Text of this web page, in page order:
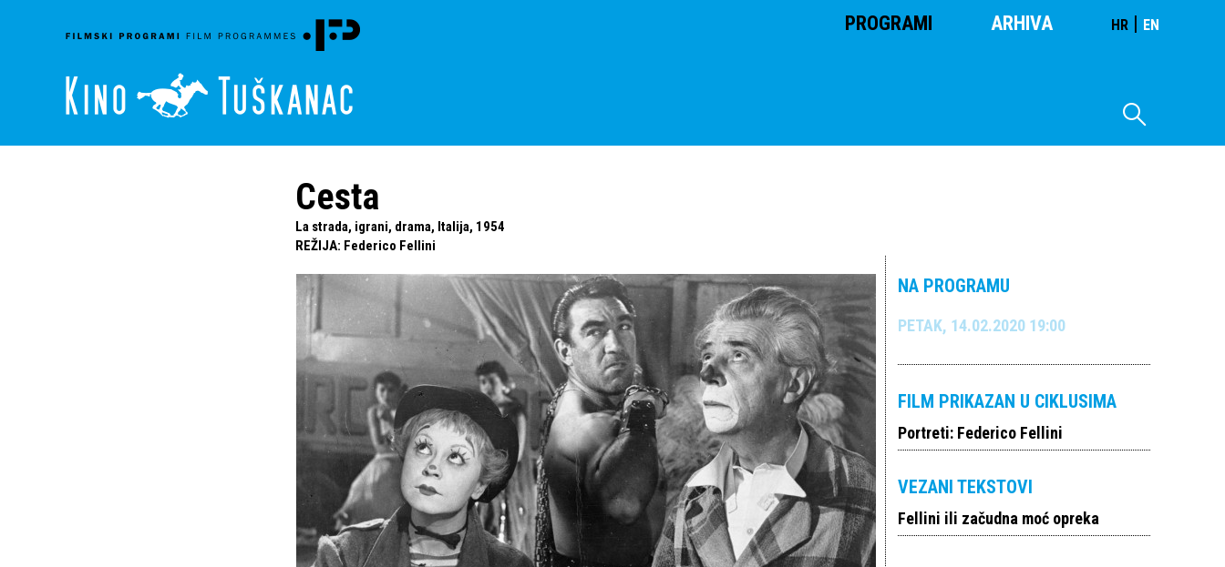
PROGRAMI ARHIVA HR | EN
Cesta
La strada, igrani, drama, Italija, 1954
REŽIJA: Federico Fellini
NA PROGRAMU
PETAK, 14.02.2020 19:00
FILM PRIKAZAN U CIKLUSIMA
Portreti: Federico Fellini
VEZANI TEKSTOVI
Fellini ili začudna moć opreka